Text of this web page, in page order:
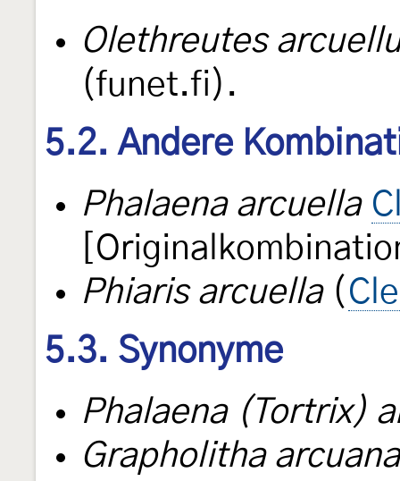
Olethreutes
(funet.fi).
5.2. Andere
Phalaena arcuella
Phiaris arcuella(
5.3. Synonyme
Phalaena (Tortrix)
Grapholitha arcuana